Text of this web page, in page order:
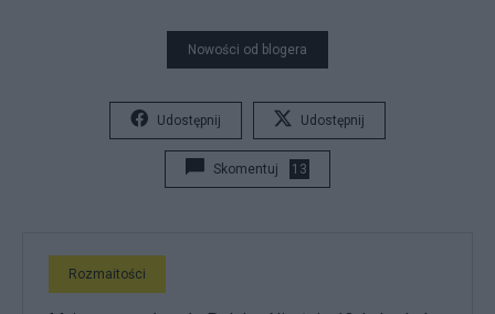
Nowości od blogera
Udostępnij Udostępnij
Skomentuj 13
Rozmaitości